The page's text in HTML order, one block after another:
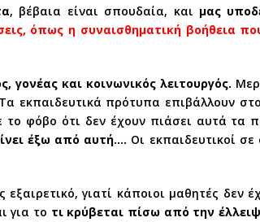
, βέβαια είναι σπουδαία, και μας
όπως η συναισθηματική βοήθεια
γονέας και κοινωνικός λειτουργός.
Τα εκπαιδευτικά πρότυπα επιβάλλουν
το φόβο ότι δεν έχουν πιάσει αυτά τα
έξω από αυτή…. Οι εκπαιδευτικοί
γιατί κάποιοι μαθητές
για το τι κρύβεται πίσω από την